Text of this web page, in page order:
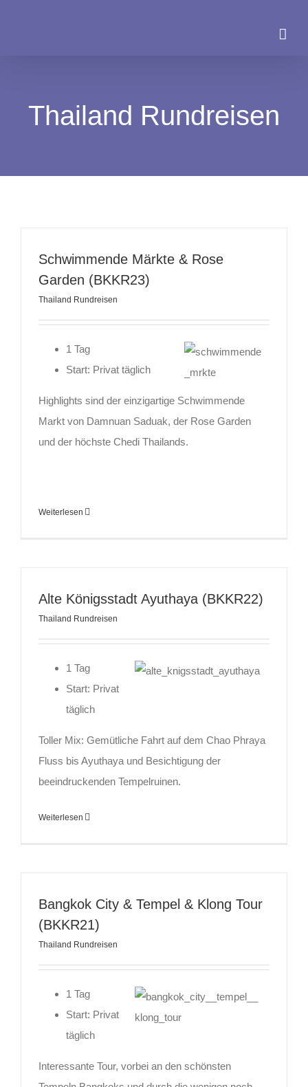
Thailand Rundreisen
Schwimmende Märkte & Rose
Garden (BKKR23)
Thailand Rundreisen
1 Tag
Start: Privat täglich
Highlights sind der einzigartige Schwimmende
Markt von Damnuan Saduak, der Rose Garden
und der höchste Chedi Thailands.
Weiterlesen
Alte Königsstadt Ayuthaya (BKKR22)
Thailand Rundreisen
1 Tag
Start: Privat
täglich
Toller Mix: Gemütliche Fahrt auf dem Chao Phraya
Fluss bis Ayuthaya und Besichtigung der
beeindruckenden Tempelruinen.
Weiterlesen
Bangkok City & Tempel & Klong Tour
(BKKR21)
Thailand Rundreisen
1 Tag
Start: Privat
täglich
Interessante Tour, vorbei an den schönsten